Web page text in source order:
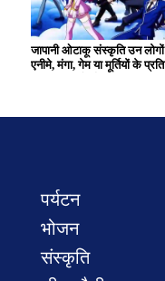
जापानी ओटाकू संस्कृति उन लोगों को
एनीमे, मंगा, गेम या मूर्तियों के प्रति गहरा जुनून होता है।
पर्यटन
भोजन
संस्कृति